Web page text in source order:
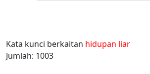
Kata kunci berkaitan hidupan liar
Jumlah: 1003